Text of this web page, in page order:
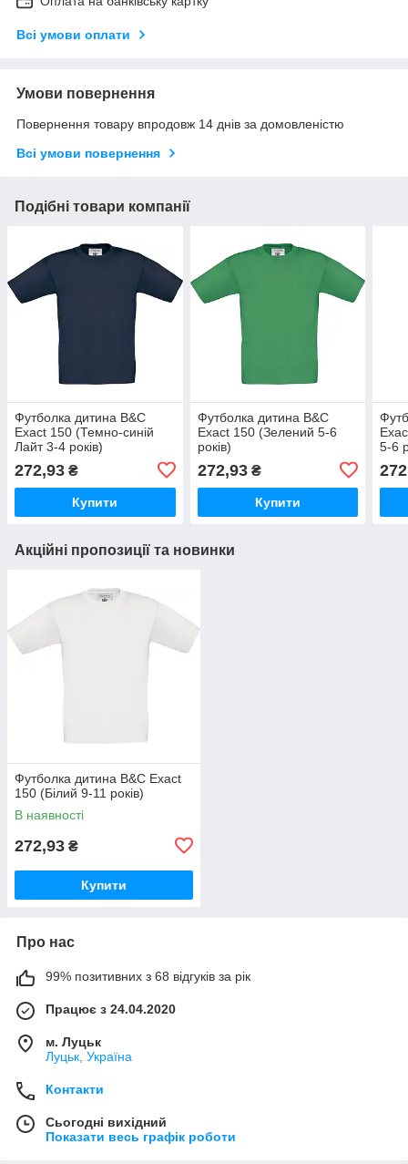
Всі умови оплати
Умови повернення
Повернення товару впродовж 14 днів за домовленістю
Всі умови повернення
Подібні товари компанії
Футболка дитина B&C
Exact 150 (Темно-синій
Лайт 3-4 років)
272,93 ₴
Купити
Футболка дитина B&C
Exact 150 (Зелений 5-6
років)
272,93₴
Купити
5-6
Акційні пропозиції та новинки
Футболка дитина B&C Exact
150 (Білий 9-11 років)
В наявності
272,93 ₴
Купити
Про нас
99% позитивних з 68 відгуків за рік
Працює з 24.04.2020
м. Луцьк
Луцьк, Україна
Контакти
Сьогодні вихідний
Показати весь графік роботи